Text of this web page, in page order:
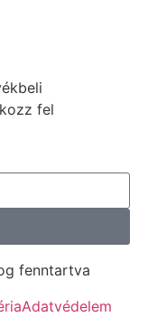
fel
fenntartva
Adatvédelem